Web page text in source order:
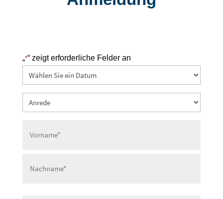
„*“ zeigt erforderliche Felder an